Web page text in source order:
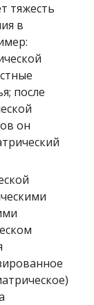
тяжесть
в
после
он